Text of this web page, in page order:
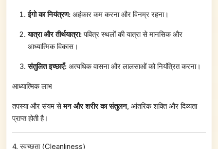
ईगो का नियंत्रण: अहंकार कम करना और विनम्र रहना।
यात्रा और तीर्थयात्रा:पवित्र स्थलों की यात्रा से मानसिक और
आध्यात्मिक विकास।
संतुलित इच्छाएँ: अत्यधिक वासना और लालसाओं को नियंत्रित करना।
आध्यात्मिक लाभ
तपस्या और संयम सेमन और शरीर का संतुलन, आंतरिक शक्ति और दिव्यता
प्राप्त होती है।
4. स्वच्छता (Cleanliness)